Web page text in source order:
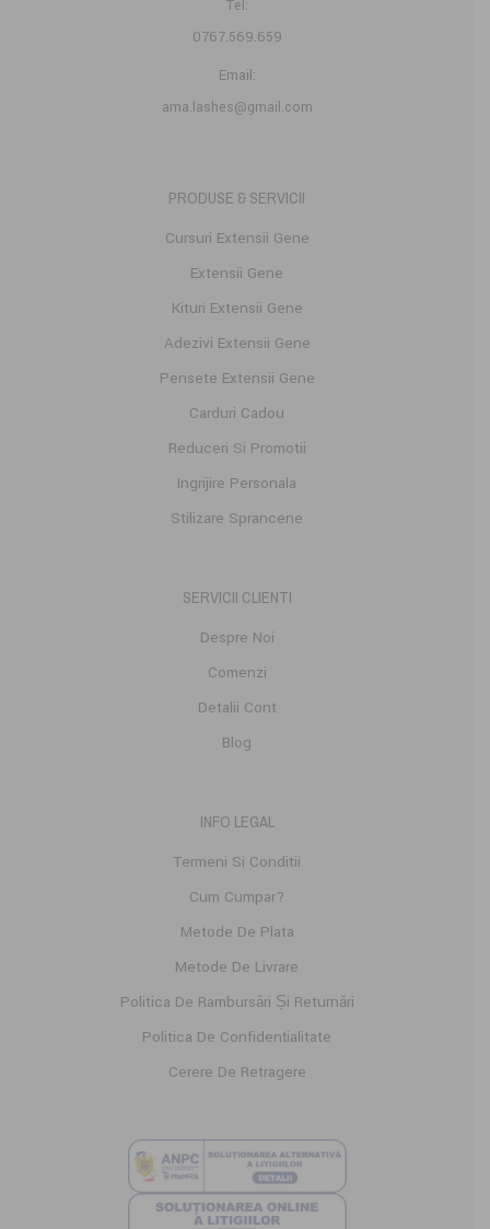
Tel:
0767.569.659
Email:
ama.lashes@gmail.com
PRODUSE & SERVICII
Cursuri Extensii Gene
Extensii Gene
Kituri Extensii Gene
Adezivi Extensii Gene
Pensete Extensii Gene
Carduri Cadou
Reduceri Si Promotii
Ingrijire Personala
Stilizare Sprancene
SERVICII CLIENTI
Despre Noi
Comenzi
Detalii Cont
Blog
INFO LEGAL
Termeni Si Conditii
Cum Cumpar?
Metode De Plata
Metode De Livrare
Politica De Rambursări Și Returnări
Politica De Confidențialitate
Cerere De Retragere